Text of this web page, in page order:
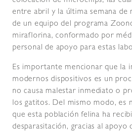
entre abril y la última semana de
de un equipo del programa
miraflorina, conformado por
personal de apoyo para estas
Es importante mencionar que la
modernos dispositivos es un
no causa malestar inmediato o
los gatitos. Del mismo modo, es
que esta población felina ha
desparasitación, gracias al apoyo